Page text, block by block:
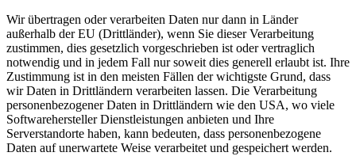
Wir übertragen oder verarbeiten Daten nur dann in Länder
außerhalb der EU (Drittländer), wenn Sie dieser Verarbeitung
zustimmen, dies gesetzlich vorgeschrieben ist oder vertraglich
notwendig und in jedem Fall nur soweit dies generell erlaubt ist. Ihre
Zustimmung ist in den meisten Fällen der wichtigste Grund, dass
wir Daten in Drittländern verarbeiten lassen. Die Verarbeitung
personenbezogener Daten in Drittländern wie den USA, wo viele
Softwarehersteller Dienstleistungen anbieten und Ihre
Serverstandorte haben, kann bedeuten, dass personenbezogene
Daten auf unerwartete Weise verarbeitet und gespeichert werden.